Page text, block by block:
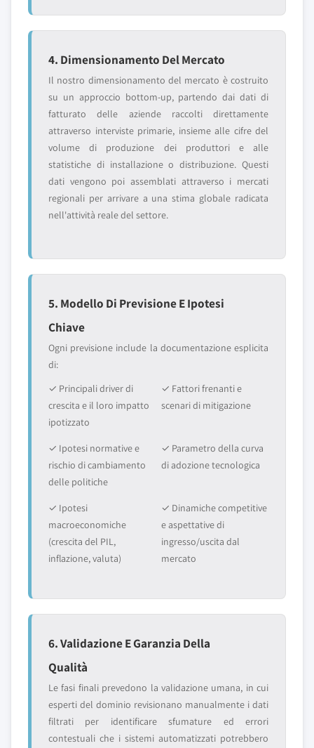
4. Dimensionamento Del Mercato
Il nostro dimensionamento del mercato è costruito
su un approccio bottom-up, partendo dai dati di
fatturato delle aziende raccolti direttamente
attraverso interviste primarie, insieme alle cifre del
volume di produzione dei produttori e alle
statistiche di installazione o distribuzione. Questi
dati vengono poi assemblati attraverso i mercati
regionali per arrivare a una stima globale radicata
nell'attività reale del settore.
5. Modello Di Previsione E Ipotesi
Chiave
Ogni previsione include la documentazione esplicita
di:
✓ Principali driver di
crescita e il loro impatto
ipotizzato
✓ Fattori frenanti e
scenari di mitigazione
✓ Ipotesi normative e
rischio di cambiamento
delle politiche
✓ Parametro della curva
di adozione tecnologica
✓ Ipotesi
macroeconomiche
(crescita del PIL,
inflazione, valuta)
✓ Dinamiche competitive
e aspettative di
ingresso/uscita dal
mercato
6. Validazione E Garanzia Della
Qualità
Le fasi finali prevedono la validazione umana, in cui
esperti del dominio revisionano manualmente i dati
filtrati per identificare sfumature ed errori
contestuali che i sistemi automatizzati potrebbero